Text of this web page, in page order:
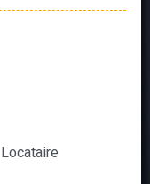
Locataire